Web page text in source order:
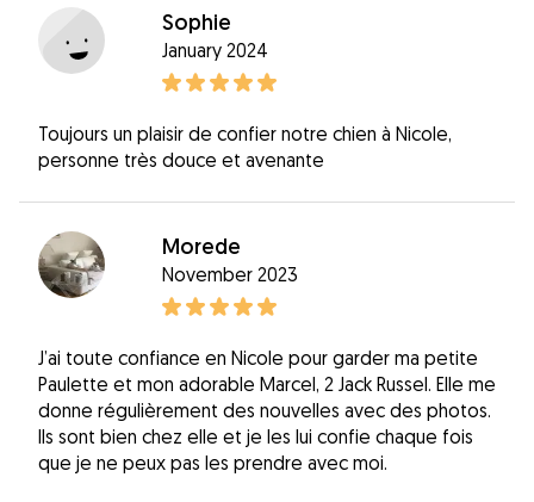
Sophie
January 2024
Toujours un plaisir de confier notre chien à Nicole,
personne très douce et avenante
Morede
November 2023
J’ai toute confiance en Nicole pour garder ma petite
Paulette et mon adorable Marcel, 2 Jack Russel. Elle me
donne régulièrement des nouvelles avec des photos.
Ils sont bien chez elle et je les lui confie chaque fois
que je ne peux pas les prendre avec moi.